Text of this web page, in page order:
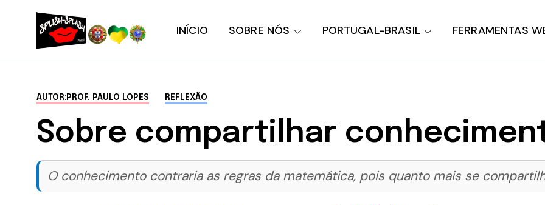
INÍCIO SOBRE NÓS PORTUGAL-BRASIL FERRAMENTAS
AUTOR:PROF. PAULO LOPES REFLEXÃO
Sobre compartilhar
O conhecimento contraria as regras da matemática, pois quanto mais se